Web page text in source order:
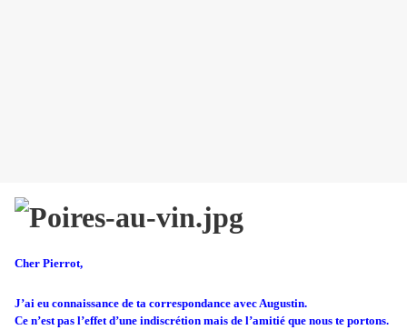
Cher Pierrot,
J’ai eu connaissance de ta correspondance avec Augustin.
Ce n’est pas l’effet d’une indiscrétion mais de l’amitié que nous te portons.